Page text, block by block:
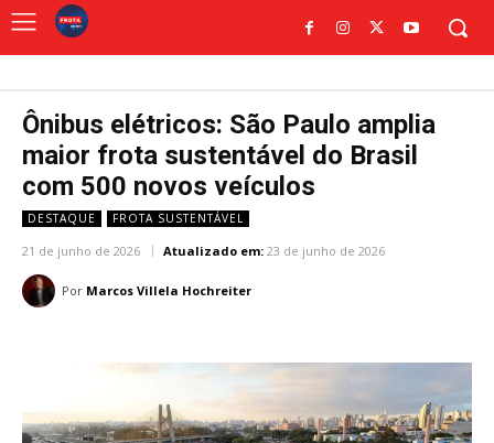
Ônibus elétricos: São Paulo amplia
maior frota sustentável do Brasil
com 500 novos veículos
DESTAQUE FROTA SUSTENTÁVEL
21 de junho de 2026 Atualizado em: 23 de junho de 2026
Por Marcos Villela Hochreiter